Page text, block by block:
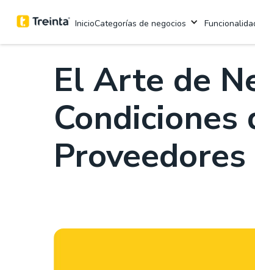
InicioCategorías de negocios
El Arte de
Condiciones
Proveedores